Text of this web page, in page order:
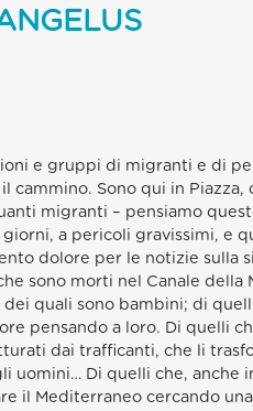
e gruppi di migranti e di
Sono qui in Piazza,
migranti – pensiamo
a pericoli gravissimi, e
dolore per le notizie sulla
sono morti nel Canale della
quali sono bambini; di
pensando a loro. Di quelli
dai trafficanti, che li
uomini… Di quelli che, anche
il Mediterraneo cercando